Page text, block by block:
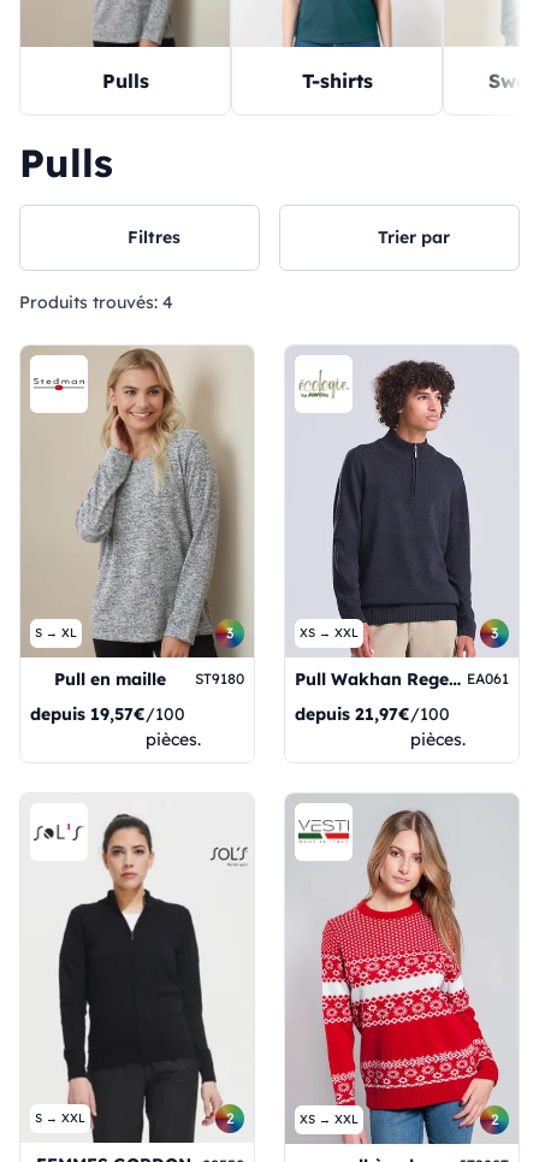
Pulls T-shirts
Pulls
Filtres Trier par
Produits trouvés: 4
S → XL 3
Pull en maille ST9180
depuis 19,57€/100
pièces.
XS → XXL 3
Pull Wakhan Regen à fermeture éclair 1/4 EA061
depuis 21,97€/100
pièces.
S → XXL 2 XS → XXL 2